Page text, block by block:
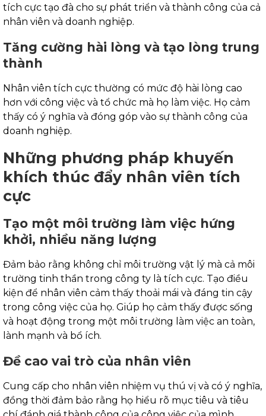
tích cực tạo đà cho sự phát triển và thành công của cả
nhân viên và doanh nghiệp.
Tăng cường hài lòng và tạo lòng trung
thành
Nhân viên tích cực thường có mức độ hài lòng cao
hơn với công việc và tổ chức mà họ làm việc. Họ cảm
thấy có ý nghĩa và đóng góp vào sự thành công của
doanh nghiệp.
Những phương pháp khuyến
khích thúc đẩy nhân viên tích
cực
Tạo một môi trường làm việc hứng
khởi, nhiều năng lượng
Đảm bảo rằng không chỉ môi trường vật lý mà cả môi
trường tinh thần trong công ty là tích cực. Tạo điều
kiện để nhân viên cảm thấy thoải mái và đáng tin cậy
trong công việc của họ. Giúp họ cảm thấy được sống
và hoạt động trong một môi trường làm việc an toàn,
lành mạnh và bổ ích.
Đề cao vai trò của nhân viên
Cung cấp cho nhân viên nhiệm vụ thú vị và có ý nghĩa,
đồng thời đảm bảo rằng họ hiểu rõ mục tiêu và tiêu